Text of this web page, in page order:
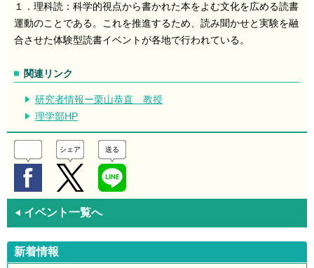
１．理科読：科学的視点から書かれた本をよむ文化を広める読書
運動のことである。これを推進するため、読み聞かせと実験を融
合させた体験型読書イベントが各地で行われている。
関連リンク
研究者情報ー栗山恭直 教授
理学部HP
シェア 送る
◀ イベント一覧へ
新着情報